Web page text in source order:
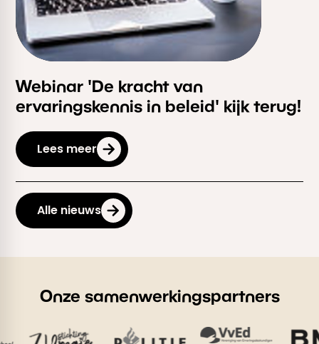
Webinar 'De kracht van
ervaringskennis in beleid' kijk terug!
Lees meer
Alle nieuws
Onze samenwerkingspartners